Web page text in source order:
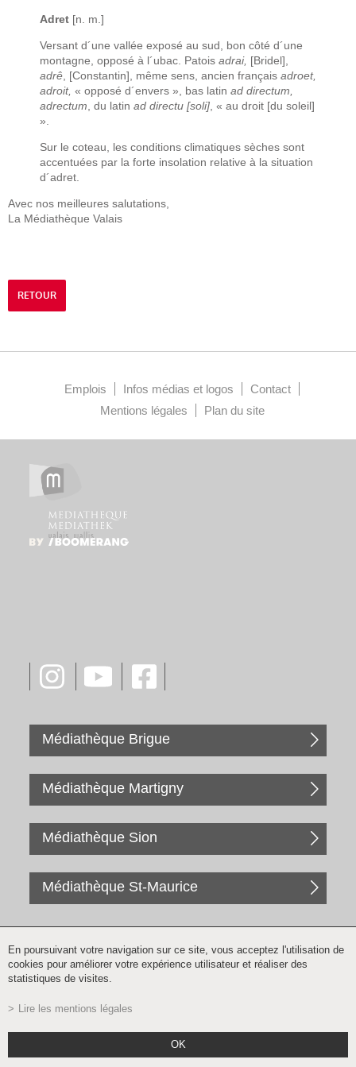
Adret [n. m.]
Versant d´une vallée exposé au sud, bon côté d´une
montagne, opposé à l´ubac. Patois adrai, [Bridel],
adrê , [Constantin], même sens, ancien français adroet,
adroit, « opposé d´envers », bas latin ad directum,
adrectum , du latin ad directu [soli] , « au droit [du soleil]
».
Sur le coteau, les conditions climatiques sèches sont
accentuées par la forte insolation relative à la situation
d´adret.
Avec nos meilleures salutations,
La Médiathèque Valais
RETOUR
Emplois Infos médias et logos
Contact
Mentions légales
Plan du site
Médiathèque Brigue
Médiathèque Martigny
Médiathèque Sion
Médiathèque St-Maurice
En poursuivant votre navigation sur ce site, vous acceptez l'utilisation de
cookies pour améliorer votre expérience utilisateur et réaliser des
statistiques de visites.
Lire les mentions légales
OK